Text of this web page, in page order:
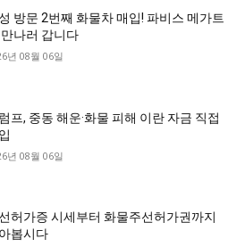
방문 2번째 화물차 매입! 파비스 메가트
나러 갑니다
년 08월 06일
프, 중동 해운·화물 피해 이란 자금 직접
년 08월 06일
허가증 시세부터 화물주선허가권까지
봅시다